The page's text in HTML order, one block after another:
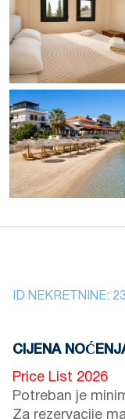
ID NEKRETNINE:
CIJENA
Price List 2026
Potreban je
Za rezervacije